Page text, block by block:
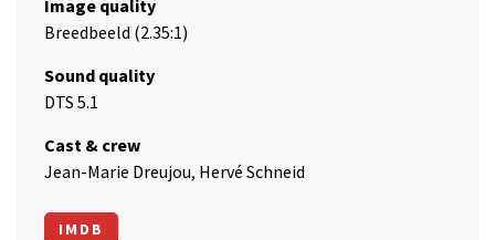
Image quality
Breedbeeld (2.35:1)
Sound quality
DTS 5.1
Cast & crew
Jean-Marie Dreujou, Hervé Schneid
IMDB